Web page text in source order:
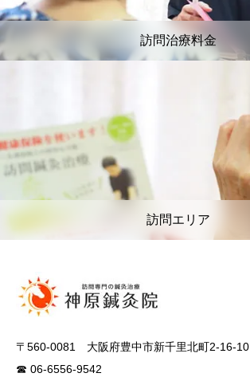
訪問治療料金
訪問エリア
〒560-0081 大阪府豊中市新千里北町2-16-10
☎ 06-6556-9542